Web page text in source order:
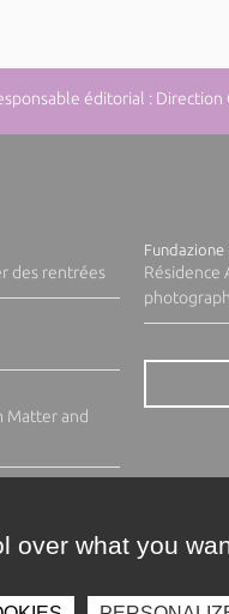
éditorial : Direction
des rentrées
Matter and
Résidence
over what you